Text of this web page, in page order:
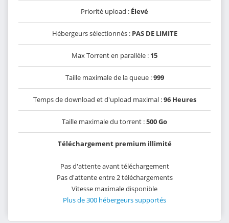
Priorité upload : Élevé
Hébergeurs sélectionnés : PAS DE LIMITE
Max Torrent en parallèle : 15
Taille maximale de la queue :999
Temps de download et d'upload maximal :96 Heures
Taille maximale du torrent :500 Go
Téléchargement premium illimité
Pas d'attente avant téléchargement
Pas d'attente entre 2 téléchargements
Vitesse maximale disponible
Plus de 300 hébergeurs supportés